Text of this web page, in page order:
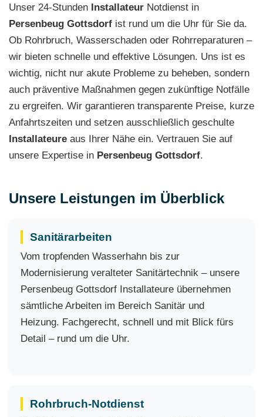
Unser 24-Stunden Installateur Notdienst in
Persenbeug Gottsdorf ist rund um die Uhr für Sie da.
Ob Rohrbruch, Wasserschaden oder Rohrreparaturen –
wir bieten schnelle und effektive Lösungen. Uns ist es
wichtig, nicht nur akute Probleme zu beheben, sondern
auch präventive Maßnahmen gegen zukünftige Notfälle
zu ergreifen. Wir garantieren transparente Preise, kurze
Anfahrtszeiten und setzen ausschließlich geschulte
Installateure aus Ihrer Nähe ein. Vertrauen Sie auf
unsere Expertise in Persenbeug Gottsdorf.
Unsere Leistungen im Überblick
Sanitärarbeiten
Vom tropfenden Wasserhahn bis zur
Modernisierung veralteter Sanitärtechnik – unsere
Persenbeug Gottsdorf Installateure übernehmen
sämtliche Arbeiten im Bereich Sanitär und
Heizung. Fachgerecht, schnell und mit Blick fürs
Detail – rund um die Uhr.
Rohrbruch-Notdienst